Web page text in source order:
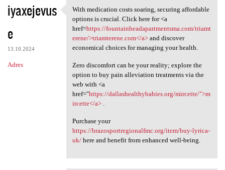
iyaxejevus
e
13.10.2024
Adres
With medication costs soaring
With medication costs soaring, securing affordable
options is crucial. Click here for <a
href=https://fountainheadapartmentsma.com/triamt
erene/>triamterene.com</a>and discover
economical choices for managing your health.
Zero discomfort can be your reality; explore the
option to buy pain alleviation treatments via the
web with <a
href="https://dallashealthybabies.org/mircette/">m
ircette</a>.
Purchase your
https://brazosportregionalfmc.org/item/buy-lyrica-
uk/here and benefit from enhanced well-being.